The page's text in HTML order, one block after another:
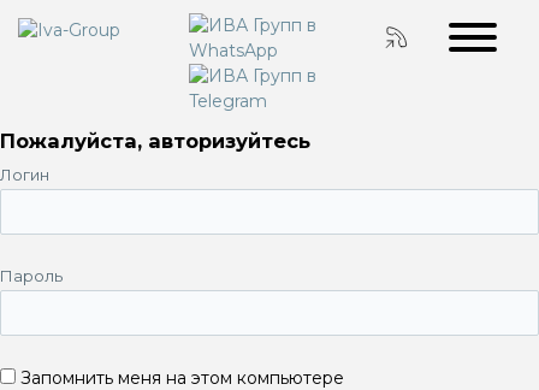
Пожалуйста, авторизуйтесь
Логин
Пароль
Запомнить меня на этом компьютере